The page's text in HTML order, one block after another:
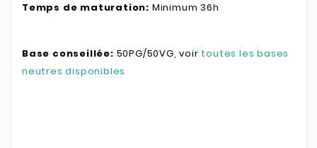
Temps de maturation: Minimum 36h
Base conseillée: 50PG/50VG, voir toutes les bases
neutres disponibles